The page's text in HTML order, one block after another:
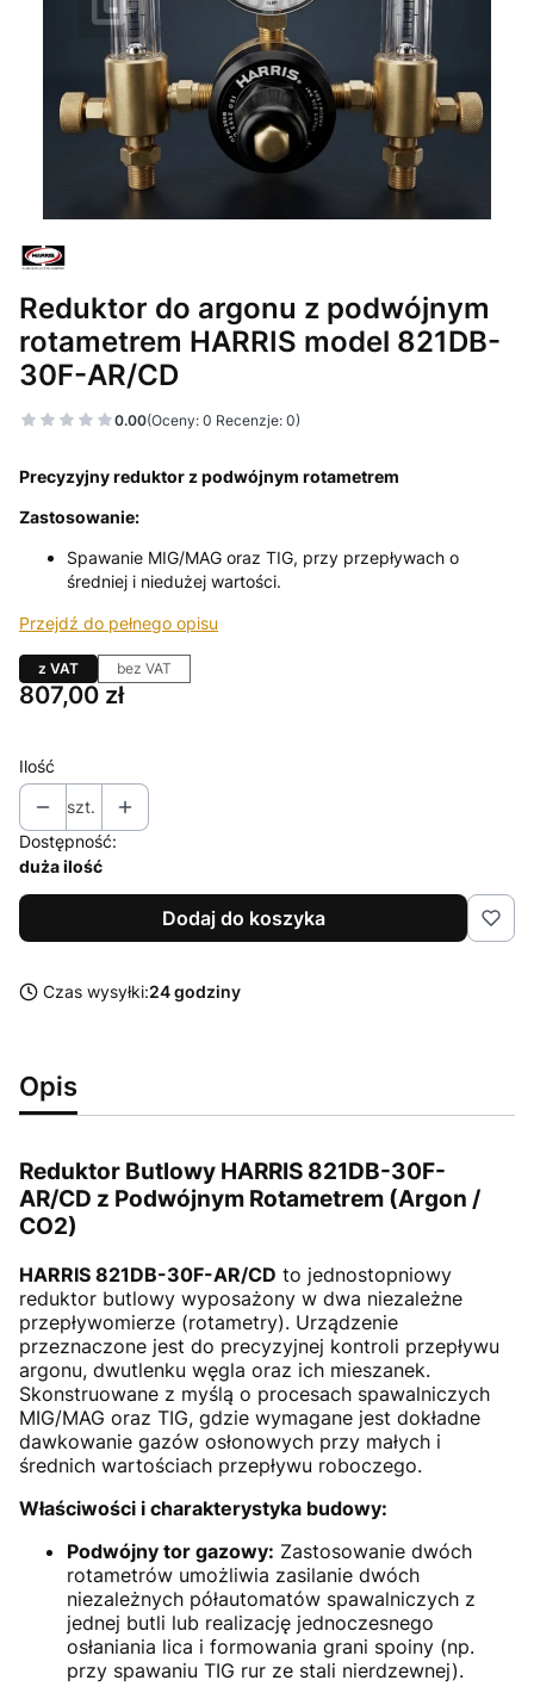
Reduktor do argonu z podwójnym
rotametrem HARRIS model 821DB-
30F-AR/CD
0.00(Oceny: 0 Recenzje: 0)
Precyzyjny reduktor z podwójnym rotametrem
Zastosowanie:
Spawanie MIG/MAG oraz TIG, przy przepływach o
średniej i niedużej wartości.
Przejdź do pełnego opisu
z VAT bez VAT
Cena
807,00 zł
Ilość
szt.
Dostępność:
duża ilość
Dodaj do koszyka
Czas wysyłki:24 godziny
Opis
Reduktor Butlowy HARRIS 821DB-30F-
AR/CD z Podwójnym Rotametrem (Argon /
CO2)
HARRIS 821DB-30F-AR/CD to jednostopniowy
reduktor butlowy wyposażony w dwa niezależne
przepływomierze (rotametry). Urządzenie
przeznaczone jest do precyzyjnej kontroli przepływu
argonu, dwutlenku węgla oraz ich mieszanek.
Skonstruowane z myślą o procesach spawalniczych
MIG/MAG oraz TIG, gdzie wymagane jest dokładne
dawkowanie gazów osłonowych przy małych i
średnich wartościach przepływu roboczego.
Właściwości i charakterystyka budowy:
Podwójny tor gazowy: Zastosowanie dwóch
rotametrów umożliwia zasilanie dwóch
niezależnych półautomatów spawalniczych z
jednej butli lub realizację jednoczesnego
osłaniania lica i formowania grani spoiny (np.
przy spawaniu TIG rur ze stali nierdzewnej).